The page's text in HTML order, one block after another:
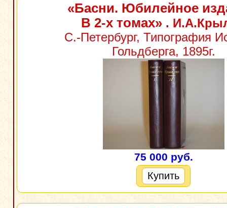
«Басни. Юбилейное
В 2-х томах» .
С.-Петербург, Типография
Гольдберга, 1895г.
75 000 руб.
Купить